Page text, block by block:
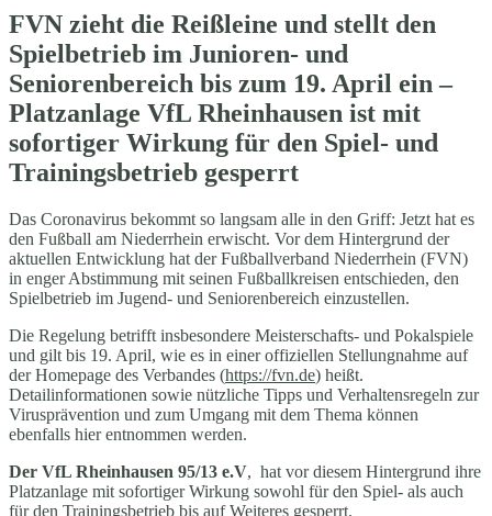
FVN zieht die Reißleine und stellt den
Spielbetrieb im Junioren- und
Seniorenbereich bis zum 19. April ein –
Platzanlage VfL Rheinhausen ist mit
sofortiger Wirkung für den Spiel- und
Trainingsbetrieb gesperrt
Das Coronavirus bekommt so langsam alle in den Griff: Jetzt hat es
den Fußball am Niederrhein erwischt. Vor dem Hintergrund der
aktuellen Entwicklung hat der Fußballverband Niederrhein (FVN)
in enger Abstimmung mit seinen Fußballkreisen entschieden, den
Spielbetrieb im Jugend- und Seniorenbereich einzustellen.
Die Regelung betrifft insbesondere Meisterschafts- und Pokalspiele
und gilt bis 19. April, wie es in einer offiziellen Stellungnahme auf
der Homepage des Verbandes (https://fvn.de) heißt.
Detailinformationen sowie nützliche Tipps und Verhaltensregeln zur
Virusprävention und zum Umgang mit dem Thema können
ebenfalls hier entnommen werden.
Der VfL Rheinhausen 95/13 e.V, hat vor diesem Hintergrund ihre
Platzanlage mit sofortiger Wirkung sowohl für den Spiel- als auch
für den Trainingsbetrieb bis auf Weiteres gesperrt.